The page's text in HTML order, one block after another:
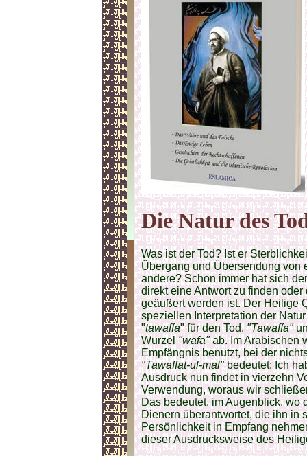
Die Natur des
Was ist der Tod? Ist er
Übergang und Übersendung von
andere? Schon immer hat sich
direkt eine Antwort zu finden
geäußert werden ist. Der Heilige
spe­ziellen Interpretation der
"tawaffa" für den Tod."Tawaffa"
Wurzel"wafa"ab. Im Arabischen
Empfängnis benutzt, bei der
"Tawaffat-ul-mal"bedeu­tet: Ich
Ausdruck nun findet in vierzehn
Verwen­dung, woraus wir
Das bedeutet, im Augenblick, wo
Dienern überantwortet, die ihn in
Persönlichkeit in Empfang
dieser Ausdrucksweise des